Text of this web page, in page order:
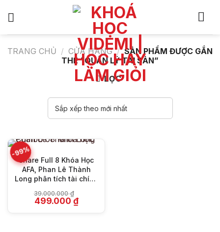
TRANG CHỦ / CỬA HÀNG / SẢN PHẨM ĐƯỢC GẮN
THẺ “QUẢN LÝ TÀI SẢN”
LỌC
-99%
Share Full 8 Khóa Học
AFA, Phan Lê Thành
Long phân tích tài chính
39.000.000₫
Giá
gốc
499.000 ₫Giá
hiện